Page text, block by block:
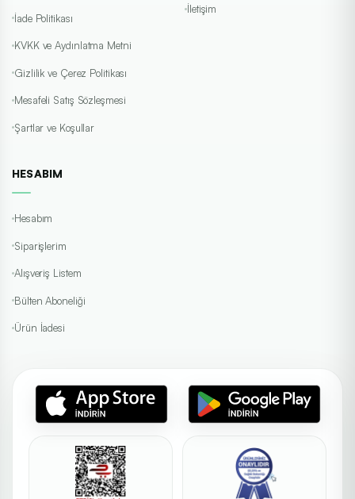
İade Politikası
KVKK ve Aydınlatma Metni
Gizlilik ve Çerez Politikası
Mesafeli Satış Sözleşmesi
Şartlar ve Koşullar
İletişim
HESABIM
Hesabım
Siparişlerim
Alışveriş Listem
Bülten Aboneliği
Ürün İadesi